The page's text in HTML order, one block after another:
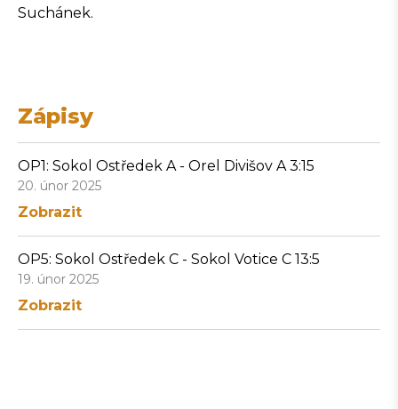
Suchánek.
Zápisy
OP1: Sokol Ostředek A - Orel Divišov A 3:15
20. únor 2025
Zobrazit
OP5: Sokol Ostředek C - Sokol Votice C 13:5
19. únor 2025
Zobrazit